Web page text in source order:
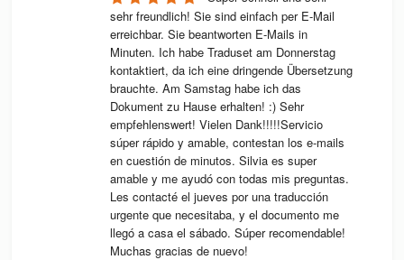
sehr freundlich! Sie sind einfach per E-Mail
erreichbar. Sie beantworten E-Mails in
Minuten. Ich habe Traduset am Donnerstag
kontaktiert, da ich eine dringende Übersetzung
brauchte. Am Samstag habe ich das
Dokument zu Hause erhalten! :) Sehr
empfehlenswert! Vielen Dank!!!!!Servicio
súper rápido y amable, contestan los e-mails
en cuestión de minutos. Silvia es super
amable y me ayudó con todas mis preguntas.
Les contacté el jueves por una traducción
urgente que necesitaba, y el documento me
llegó a casa el sábado. Súper recomendable!
Muchas gracias de nuevo!